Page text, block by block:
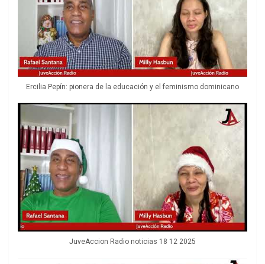
Ercilia Pepín: pionera de la educación y el feminismo dominicano
JuveAccion Radio noticias 18 12 2025